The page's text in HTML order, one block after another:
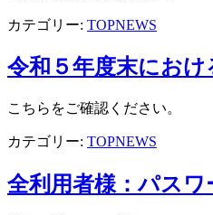
カテゴリー: TOPNEWS
令和５年度末にお
こちらをご確認ください。
カテゴリー: TOPNEWS
全利用者様：パス